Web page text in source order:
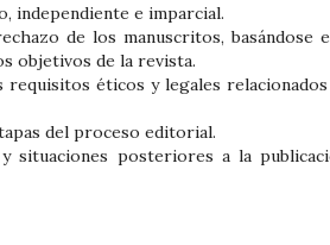
independiente e imparcial.
de los manuscritos, basándose
objetivos de la revista.
éticos y legales
del proceso editorial.
situaciones posteriores a la